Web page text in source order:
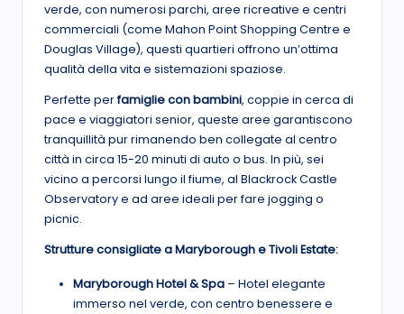
verde, con numerosi parchi, aree ricreative e centri
commerciali (come Mahon Point Shopping Centre e
Douglas Village), questi quartieri offrono un’ottima
qualità della vita e sistemazioni spaziose.
Perfette perfamiglie con bambini, coppie in cerca di
pace e viaggiatori senior, queste aree garantiscono
tranquillità pur rimanendo ben collegate al centro
città in circa 15-20 minuti di auto o bus. In più, sei
vicino a percorsi lungo il fiume, al Blackrock Castle
Observatory e ad aree ideali per fare jogging o
picnic.
Strutture consigliate a Maryborough e Tivoli Estate:
Maryborough Hotel & Spa – Hotel elegante
immerso nel verde, con centro benessere e